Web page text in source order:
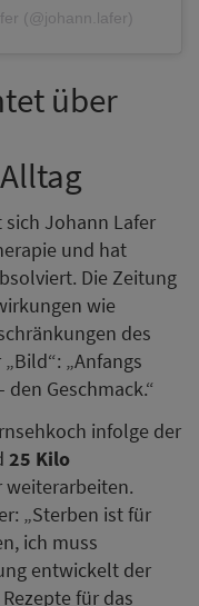
(@johann.lafer)
über
sich Johann Lafer
und hat
Die Zeitung
wie
des
„Anfangs
Geschmack.“
infolge der
25 Kilo
weiterarbeiten.
„Sterben ist für
ich muss
entwickelt der
für das